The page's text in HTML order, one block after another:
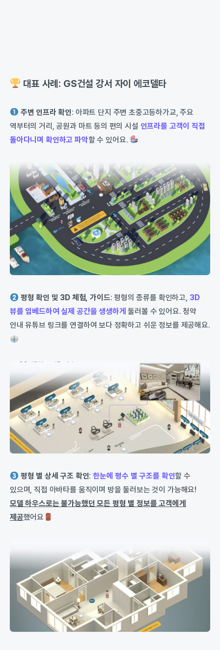
대표 사례: GS건설 강서 자이 에코델타
주변 인프라 확인: 아파트 단지 주변 초중고등하가교, 주요
역부터의 거리, 공원과 마트 등의 편의 시설 인프라를 고객이 직접
돌아다니며 확인하고 파악할 수 있어요.
평형 확인 및 3D 체험, 가이드: 평형의 종류를 확인하고, 3D
뷰를 임베드하여 실제 공간을 생생하게둘러볼 수 있어요. 청약
안내 유튜브 링크를 연결하여 보다 정확하고 쉬운 정보를 제공해요.
평형 별 상세 구조 확인: 한눈에 평수 별 구조를 확인할 수
있으며, 직접 아바타를 움직이며 방을 둘러보는 것이 가능해요!
모델 하우스로는 불가능했던 모든 평형 별 정보를 고객에게
제공했어요